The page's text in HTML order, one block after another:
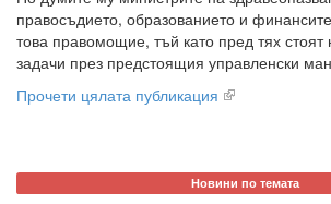
правосъдието, образованието и
това правомощие, тъй като пред тях стоят
задачи през предстоящия управленски
Прочети цялата публикация
Новини по темата